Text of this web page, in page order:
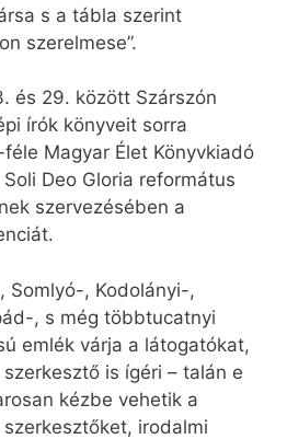
s a tábla szerint
szerelmese”.
és 29. között Szárszón
írók könyveit sorra
Magyar Élet Könyvkiadó
Deo Gloria református
szervezésében a
Somlyó-, Kodolányi-,
, s még többtucatnyi
emlék várja a látogatókat,
is ígéri – talán e
kézbe vehetik a
irodalmi